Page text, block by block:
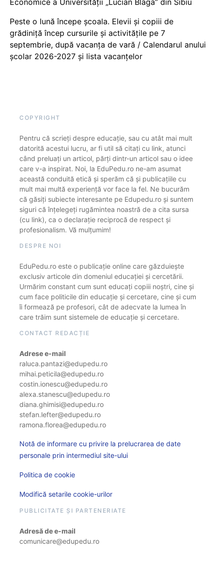
Economice a Universității „Lucian Blaga” din Sibiu
Peste o lună începe școala. Elevii și copiii de
grădiniță încep cursurile și activitățile pe 7
septembrie, după vacanța de vară / Calendarul anului
școlar 2026-2027 și lista vacanțelor
COPYRIGHT
Pentru că scrieți despre educație, sau cu atât mai mult
datorită acestui lucru, ar fi util să citați cu link, atunci
când preluați un articol, părți dintr-un articol sau o idee
care v-a inspirat. Noi, la EduPedu.ro ne-am asumat
această conduită etică și sperăm că și publicațiile cu
mult mai multă experiență vor face la fel. Ne bucurăm
că găsiți subiecte interesante pe Edupedu.ro și suntem
siguri că înțelegeți rugămintea noastră de a cita sursa
(cu link), ca o declarație reciprocă de respect și
profesionalism. Vă mulțumim!
DESPRE NOI
EduPedu.ro este o publicație online care găzduiește
exclusiv articole din domeniul educației și cercetării.
Urmărim constant cum sunt educați copiii noștri, cine și
cum face politicile din educație și cercetare, cine și cum
îi formează pe profesori, cât de adecvate la lumea în
care trăim sunt sistemele de educație și cercetare.
CONTACT REDACȚIE
Adrese e-mail
raluca.pantazi@edupedu.ro
mihai.peticila@edupedu.ro
costin.ionescu@edupedu.ro
alexa.stanescu@edupedu.ro
diana.ghimisi@edupedu.ro
stefan.lefter@edupedu.ro
ramona.florea@edupedu.ro
Notă de informare cu privire la prelucrarea de date
personale prin intermediul site-ului
Politica de cookie
Modifică setarile cookie-urilor
PUBLICITATE ȘI PARTENERIATE
Adresă de e-mail
comunicare@edupedu.ro